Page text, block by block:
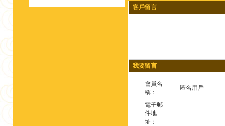
客戶留言
我要留言
會員名
稱：
匿名用戶
電子郵
件地
址：